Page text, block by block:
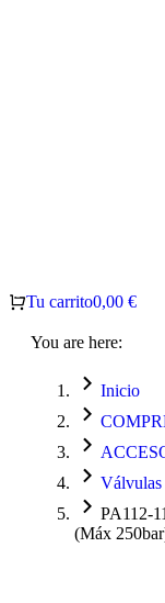
Tu carrito0,00 €
You are here:
Inicio
Válvulas
PA112-
(Máx